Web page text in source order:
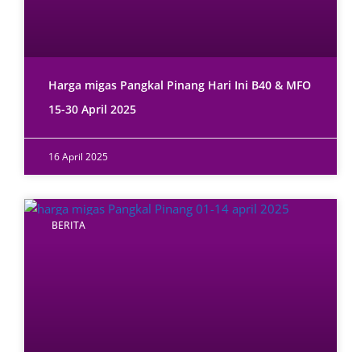
Harga migas Pangkal Pinang Hari Ini B40 & MFO
15-30 April 2025
16 April 2025
BERITA